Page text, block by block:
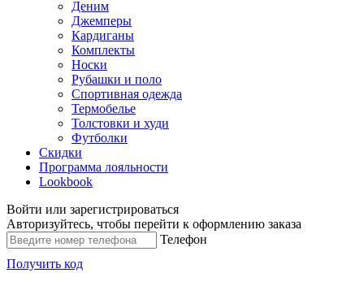
Деним
Джемперы
Кардиганы
Комплекты
Носки
Рубашки и поло
Спортивная одежда
Термобелье
Толстовки и худи
Футболки
Скидки
Программа лояльности
Lookbook
Войти или зарегистрироваться
Авторизуйтесь, чтобы перейти к оформлению заказа
Телефон
Получить код